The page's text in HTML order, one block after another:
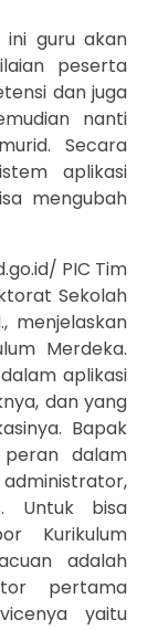
guru akan
peserta
dan juga
nanti
Secara
aplikasi
mengubah
PIC Tim
Sekolah
menjelaskan
Merdeka.
aplikasi
dan yang
Bapak
dalam
Untuk bisa
Kurikulum
adalah
pertama
yaitu